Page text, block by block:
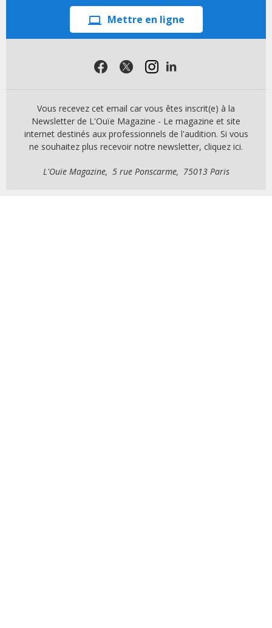
Mettre en ligne
Vous recevez cet email car vous êtes inscrit(e) à la
Newsletter de L'Ouïe Magazine - Le magazine et site
internet destinés aux professionnels de l'audition. Si vous
ne souhaitez plus recevoir notre newsletter, cliquez ici.
L'Ouïe Magazine, 5 rue Ponscarme, 75013 Paris